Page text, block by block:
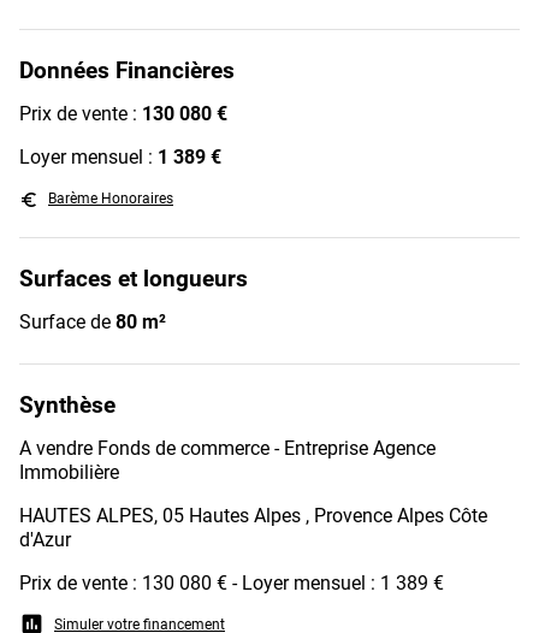
Données Financières
Prix de vente : 130 080 €
Loyer mensuel : 1 389 €
euro_symbol Barème Honoraires
Surfaces et longueurs
Surface de 80 m²
Synthèse
A vendre Fonds de commerce - Entreprise Agence
Immobilière
HAUTES ALPES, 05 Hautes Alpes , Provence Alpes Côte
d'Azur
Prix de vente : 130 080 € - Loyer mensuel : 1 389 €
assessment
Simuler votre financement